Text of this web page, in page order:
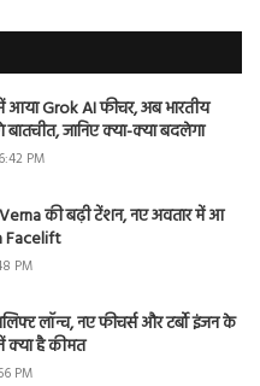
Grok AI फीचर, अब भारतीय
जानिए क्या-क्या बदलेगा
PM
की बढ़ी टेंशन, नए अवतार में आ
Facelift
PM
लॉन्च, नए फीचर्स और टर्बो इंजन के
क्या है कीमत
PM